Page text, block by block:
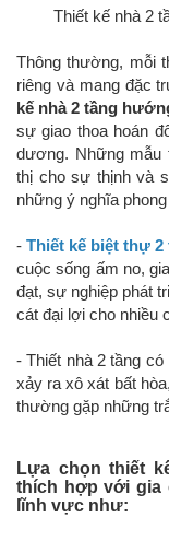
Thiết kế nhà 2
Thông thường, mỗi
riêng và mang đặc
kế nhà 2 tầng
sự giao thoa hoán
dương. Những mẫu
thị cho sự thịnh và
những ý nghĩa
- Thiết kế biệt thự 2
cuộc sống ấm no,
đạt, sự nghiệp phát
cát đại lợi cho nhiều
- Thiết nhà 2 tầng
xảy ra xô xát bất
thường gặp những
Lựa chọn thiết
thích hợp với gia
lĩnh vực như: